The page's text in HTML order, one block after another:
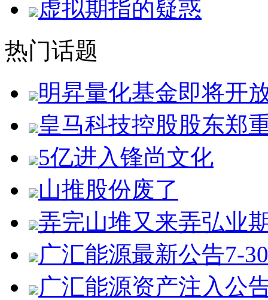
虚拟期指的疑惑
热门话题
明昇量化基金即将开
皇马科技控股股东郑
5亿进入锋尚文化
山推股份废了
弄完山堆又来弄弘业
广汇能源最新公告7-30
广汇能源资产注入公